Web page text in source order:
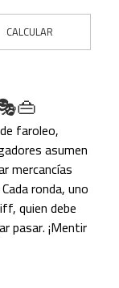
CALCULAR
faroleo,
asumen
mercancías
ronda, uno
quien debe
pasar. ¡Mentir